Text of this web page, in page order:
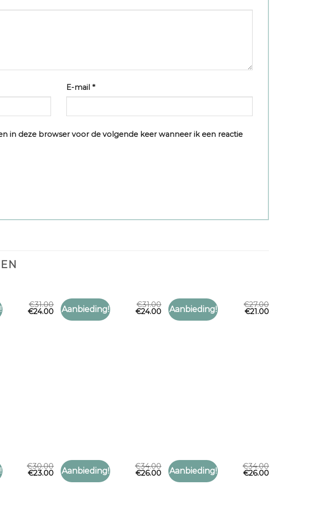
E-mail*
in deze browser voor de volgende keer wanneer ik een reactie
Toevoegen
€31.00
€24.00 Aanbieding!
Toevoegen
COSTES SJAAL
costes sjaal
€31.00
€24.00 Aanbieding!
Toevoegen
COSTES SJAAL
costes sjaal
€27.00
€21.00
Toevoegen
€30.00
€23.00 Aanbieding!
Toevoegen
COSTES SJAAL
costes sjaal
€34.00
€26.00 Aanbieding!
Toevoegen
COSTES SJAAL
costes sjaal
€34.00
€26.00